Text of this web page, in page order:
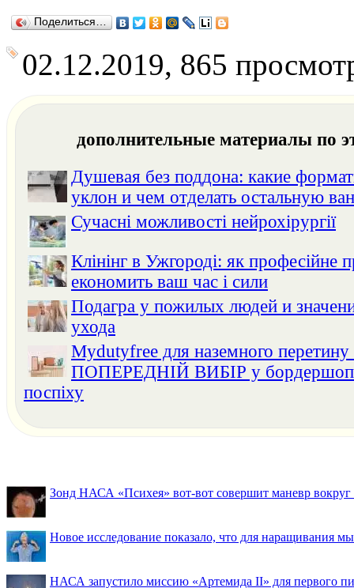
Поделиться…
02.12.2019, 865
дополнительные материалы по
Душевая без поддона: какие
уклон и чем отделать остальную
Сучасні можливості нейрохірургії
Клінінг в Ужгороді: як професійне
економить ваш час і сили
Подагра у пожилых людей и
ухода
Mydutyfree для наземного
ПОПЕРЕДНІЙ ВИБІР у
поспіху
Зонд НАСА «Психея» вот-вот совершит маневр вокруг
Новое исследование показало, что для наращивания
НАСА запустило миссию «Артемида II» для первого